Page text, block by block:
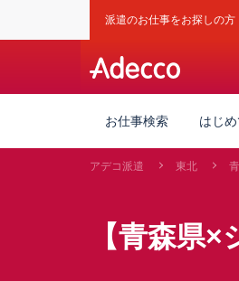
派遣のお仕事をお探しの方
お仕事検索 はじ
アデコ派遣 東北
【青森県